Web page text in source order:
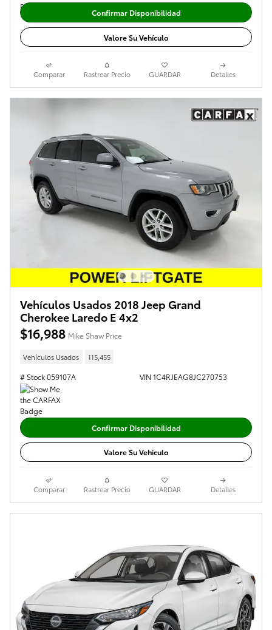
Confirmar Disponibilidad
Valore Su Vehículo
Comparar Rastrear Precio GUARDAR Detalles
Vehículos Usados 2018 Jeep Grand
Cherokee Laredo E 4x2
$16,988 Mike Shaw Price
Vehículos Usados 115,455
# Stock 059107A VIN 1C4RJEAG8JC270753
Confirmar Disponibilidad
Valore Su Vehículo
Comparar Rastrear Precio GUARDAR Detalles